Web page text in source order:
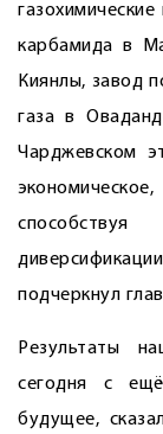
карбамида в
Киянлы, завод
газа в
Чарджевском
способствуя
подчеркнул
Результаты
сегодня с
будущее,